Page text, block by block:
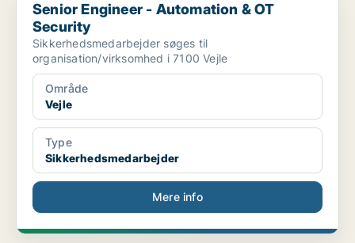
Senior Engineer - Automation & OT
Security
Sikkerhedsmedarbejder søges til
organisation/virksomhed i 7100 Vejle
Område
Vejle
Type
Sikkerhedsmedarbejder
Mere info